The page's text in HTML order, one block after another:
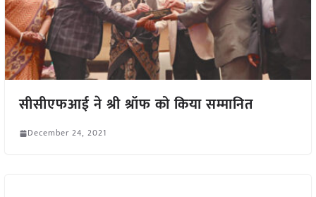
सीसीएफआई ने श्री श्रॉफ को किया सम्मानित
December 24, 2021